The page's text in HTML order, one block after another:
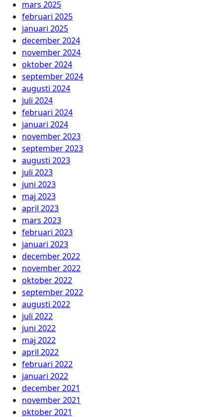
mars 2025
februari 2025
januari 2025
december 2024
november 2024
oktober 2024
september 2024
augusti 2024
juli 2024
februari 2024
januari 2024
november 2023
september 2023
augusti 2023
juli 2023
juni 2023
maj 2023
april 2023
mars 2023
februari 2023
januari 2023
december 2022
november 2022
oktober 2022
september 2022
augusti 2022
juli 2022
juni 2022
maj 2022
april 2022
februari 2022
januari 2022
december 2021
november 2021
oktober 2021